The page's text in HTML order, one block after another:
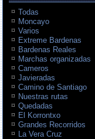
Todas
Moncayo
Varios
Extreme Bardenas
Bardenas Reales
Marchas organizadas
Cameros
Javieradas
Camino de Santiago
Nuestras rutas
Quedadas
El Korrontxo
Grandes Recorridos
La Vera Cruz